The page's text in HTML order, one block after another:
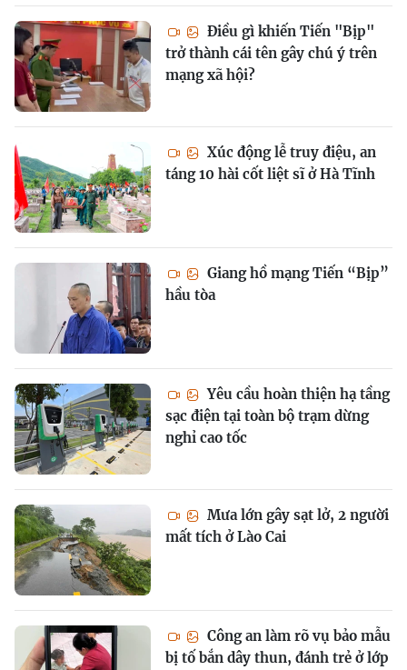
Điều gì khiến Tiến "Bịp"
trở thành cái tên gây chú ý trên
mạng xã hội?
Xúc động lễ truy điệu, an
táng 10 hài cốt liệt sĩ ở Hà Tĩnh
Giang hồ mạng Tiến “Bịp”
hầu tòa
Yêu cầu hoàn thiện hạ tầng
sạc điện tại toàn bộ trạm dừng
nghỉ cao tốc
Mưa lớn gây sạt lở, 2 người
mất tích ở Lào Cai
Công an làm rõ vụ bảo mẫu
bị tố bắn dây thun, đánh trẻ ở lớp